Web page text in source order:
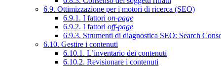
6.9. Ottimizzazione per i motori di ricerca (SEO)
6.9.1. I fattori on-page
6.9.2. I fattori off-page
6.9.3. Strumenti di diagnostica SEO: Search
6.10. Gestire i contenuti
6.10.1. L’inventario dei contenuti
6.10.2. Revisionare i contenuti